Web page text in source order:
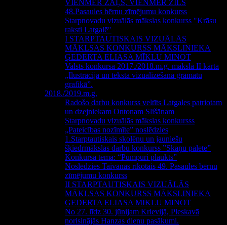
VIENMĒR ZAĻŠ, VIENMĒR ZILS
48.Pasaules bērnu zīmējumu konkurss
Starpnovadu vizuālās mākslas konkurss "Krāsu
raksti Latgalē"
I STARPTAUTISKAIS VIZUĀLĀS
MĀKLSAS KONKURSS MĀKSLINIEKA
ĢEDERTA ELIASA MĪKLU MINOT
Valsts konkursa 2017./2018.m.g. mākslā II kārta
„Ilustrācija un teksta vizualizēšana grāmatu
grafikā”.
2018./2019.m.g.
Radošo darbu konkurss veltīts Latgales patriotam
un dzejniekam Ontonam Slišānam
Starpnovadu vizuālās mākslas konkursss
„Pateicības nozīmīte” noslēdzies
1.Starptautiskais skolēnu un jauniešu
šķiedrmākslas darbu konkurss ”Skaņu palete”
Konkursa tēma: “Pumpuri plaukts”
Noslēdzies Taivānas rīkotais 49. Pasaules bērnu
zīmējumu konkurss
II STARPTAUTISKAIS VIZUĀLĀS
MĀKLSAS KONKURSS MĀKSLINIEKA
ĢEDERTA ELIASA MĪKLU MINOT
No 27. līdz 30. jūnijam Krievijā, Pleskavā
norisinājās Hanzas dienu pasākumi.